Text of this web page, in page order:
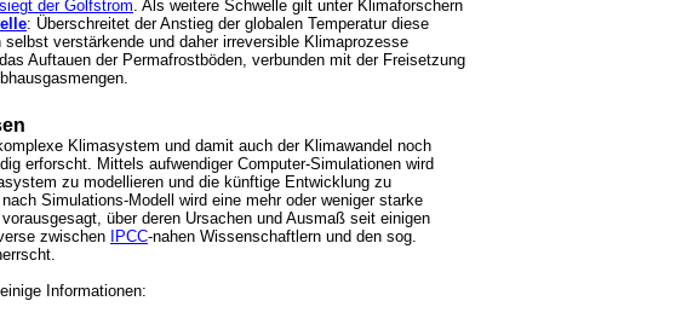
der Golfstrom. Als weitere Schwelle gilt unter Klimaforschern
: Überschreitet der Anstieg der globalen Temperatur diese
selbst verstärkende und daher irreversible Klimaprozesse
Auftauen der Permafrostböden, verbunden mit der Freisetzung
Klimasystem und damit auch der Klimawandel noch
erforscht. Mittels aufwendiger Computer-Simulationen wird
zu modellieren und die künftige Entwicklung zu
Simulations-Modell wird eine mehr oder weniger starke
vorausgesagt, über deren Ursachen und Ausmaß seit einigen
zwischen
IPCC-nahen Wissenschaftlern und den sog.
Informationen: